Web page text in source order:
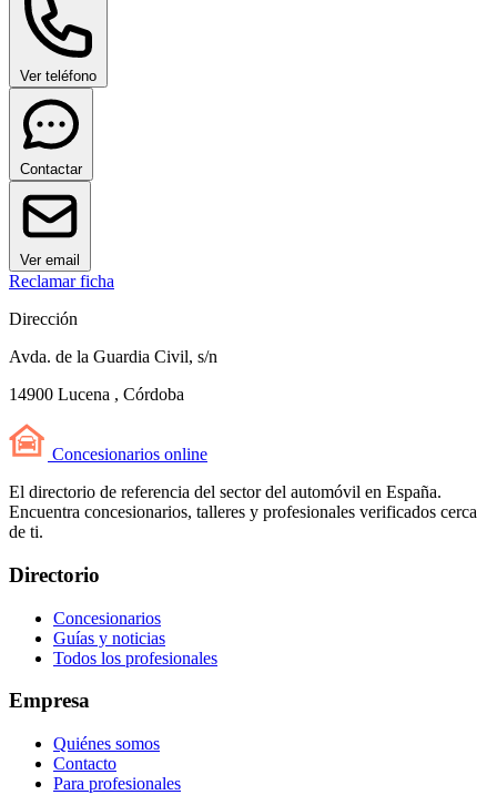
Ver teléfono
Contactar
Ver email
Reclamar ficha
Dirección
Avda. de la Guardia Civil, s/n
14900 Lucena , Córdoba
Concesionarios online
El directorio de referencia del sector del automóvil en España.
Encuentra concesionarios, talleres y profesionales verificados cerca
de ti.
Directorio
Concesionarios
Guías y noticias
Todos los profesionales
Empresa
Quiénes somos
Contacto
Para profesionales